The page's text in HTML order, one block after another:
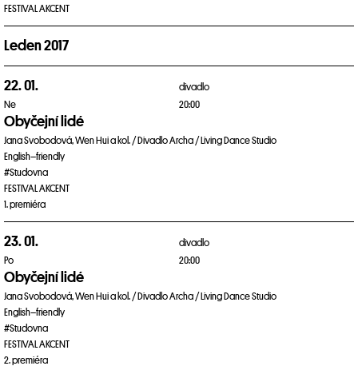
FESTIVAL AKCENT
Leden 2017
22. 01.
Ne
divadlo
20:00
Obyčejní lidé
Jana Svobodová, Wen Hui a kol. / Divadlo Archa / Living Dance Studio
English–friendly
#Studovna
FESTIVAL AKCENT
1. premiéra
23. 01.
Po
divadlo
20:00
Obyčejní lidé
Jana Svobodová, Wen Hui a kol. / Divadlo Archa / Living Dance Studio
English–friendly
#Studovna
FESTIVAL AKCENT
2. premiéra